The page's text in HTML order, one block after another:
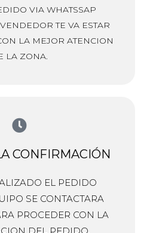
VIA WHATSSAP
TE VA ESTAR
LA MEJOR ATENCION
LA ZONA.
CONFIRMACIÓN
EL PEDIDO
SE CONTACTARA
PROCEDER CON LA